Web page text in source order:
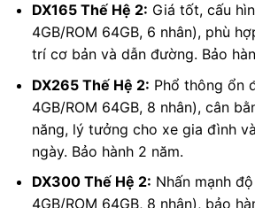
DX165 Thế Hệ 2: Giá tốt, cấu
4GB/ROM 64GB, 6 nhân), phù
trí cơ bản và dẫn đường. Bảo
DX265 Thế Hệ 2: Phổ thông ổn
4GB/ROM 64GB, 8 nhân), cân
năng, lý tưởng cho xe gia đình
ngày. Bảo hành 2 năm.
DX300 Thế Hệ 2: Nhấn mạnh
4GB/ROM 64GB, 8 nhân), bảo